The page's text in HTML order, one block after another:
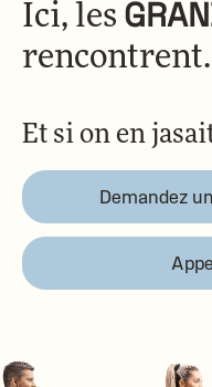
Ici, les
rencontrent.
Et si on en
Demandez